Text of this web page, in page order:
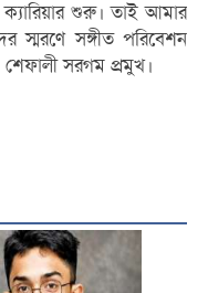
শুরু। তাই আমার
স্মরণে সঙ্গীত পরিবেশন
সরগম প্রমুখ।